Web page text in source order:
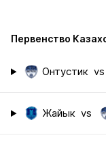
Первенство
Онтустик vs
Жайык vs